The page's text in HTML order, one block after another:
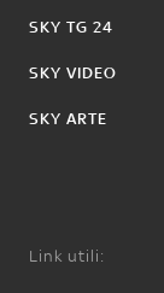
SKY TG 24
SKY VIDEO
SKY ARTE
Link utili: